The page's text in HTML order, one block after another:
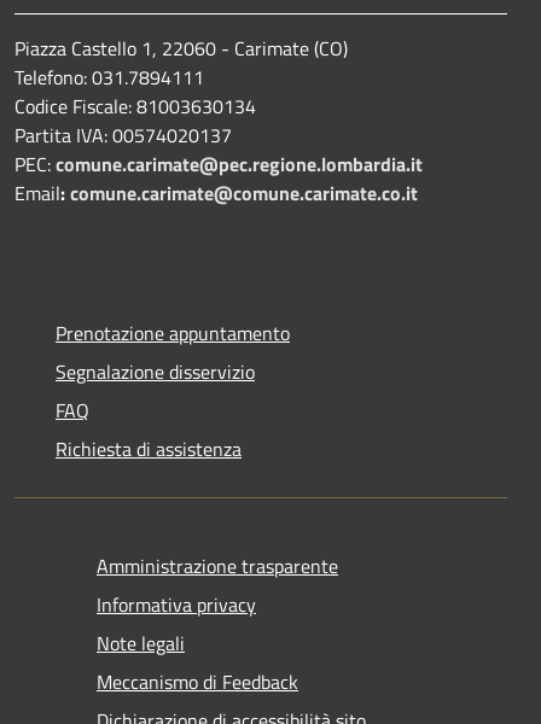
Piazza Castello 1, 22060 - Carimate (CO)
Telefono: 031.7894111
Codice Fiscale: 81003630134
Partita IVA: 00574020137
PEC:comune.carimate@pec.regione.lombardia.it
Email:comune.carimate@comune.carimate.co.it
Prenotazione appuntamento
Segnalazione disservizio
FAQ
Richiesta di assistenza
Amministrazione trasparente
Informativa privacy
Note legali
Meccanismo di Feedback